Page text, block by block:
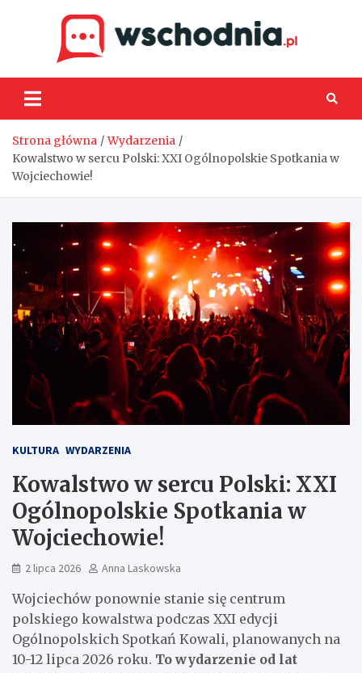
Strona główna
Wydarzenia
Kowalstwo w sercu Polski: XXI Ogólnopolskie Spotkania w
Wojciechowie!
KULTURA WYDARZENIA
Kowalstwo w sercu Polski: XXI
Ogólnopolskie Spotkania w
Wojciechowie!
2 lipca 2026 Anna Laskowska
Wojciechów ponownie stanie się centrum
polskiego kowalstwa podczas XXI edycji
Ogólnopolskich Spotkań Kowali, planowanych na
10-12 lipca 2026 roku. To wydarzenie od lat